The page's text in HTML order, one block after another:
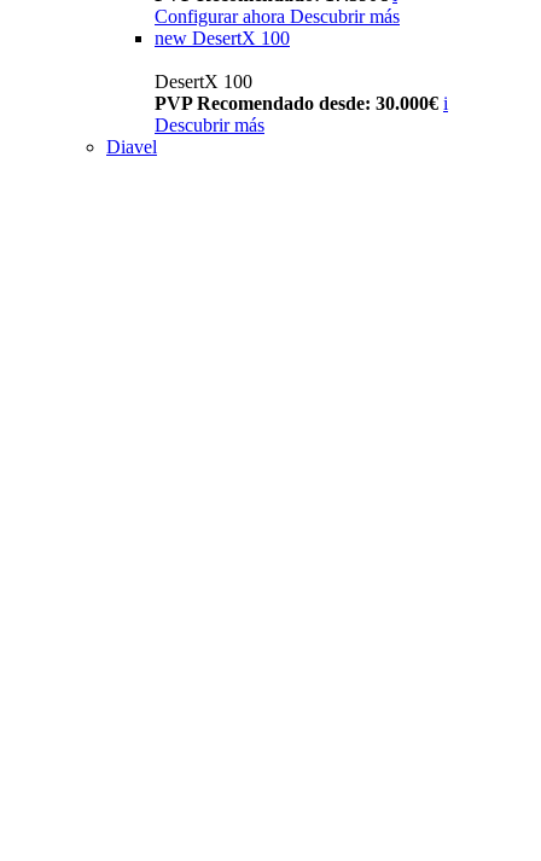
Configurar ahora Descubrir más
new DesertX 100
DesertX 100
PVP Recomendado desde: 30.000€ i
Descubrir más
Diavel